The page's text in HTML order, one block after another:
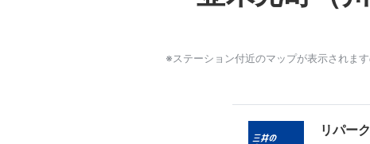
※ステーション付近のマップが表示されま
リパー